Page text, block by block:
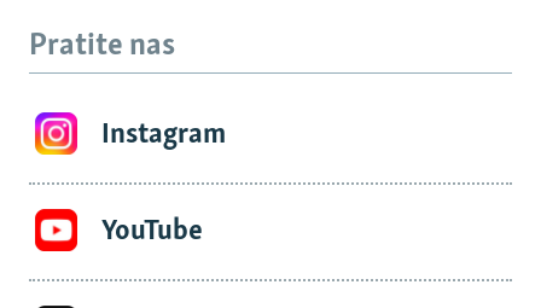
Pratite nas
Instagram
YouTube